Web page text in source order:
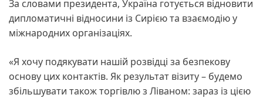
За словами президента, Україна готується відновити
дипломатичні відносини із Сирією та взаємодію у
міжнародних організаціях.
«Я хочу подякувати нашій розвідці за безпекову
основу цих контактів. Як результат візиту – будемо
збільшувати також торгівлю з Ліваном: зараз із цією